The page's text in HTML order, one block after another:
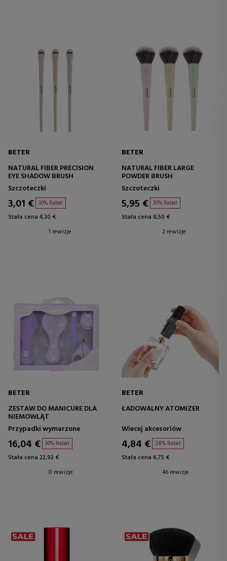
BETER
NATURAL FIBER PRECISION
EYE SHADOW BRUSH
Szczoteczki
3,01 € 30% Rabat
Stała cena 4,30 €
1 rewizje
BETER
NATURAL FIBER LARGE
POWDER BRUSH
Szczoteczki
5,95 € 30% Rabat
Stała cena 8,50 €
2 rewizje
BETER
ZESTAW DO MANICURE DLA
NIEMOWLĄT
Przypadki wymarzone
16,04 € 30% Rabat
Stała cena 22,92 €
0 rewizje
BETER
ŁADOWALNY ATOMIZER
Wiecej akcesoriów
4,84 € 28% Rabat
Stała cena 6,75 €
46 rewizje